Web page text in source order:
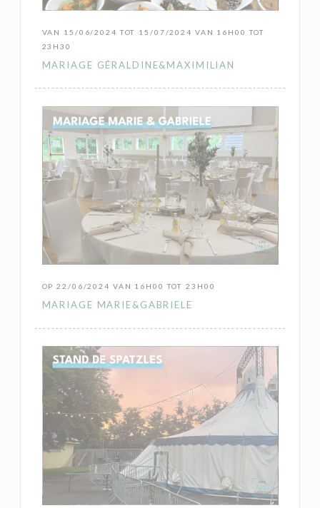
VAN 15/06/2024 TOT 15/07/2024 VAN 16H00 TOT
23H30
MARIAGE GÉRALDINE&MAXIMILIAN
OP 22/06/2024 VAN 16H00 TOT 23H00
MARIAGE MARIE&GABRIELE